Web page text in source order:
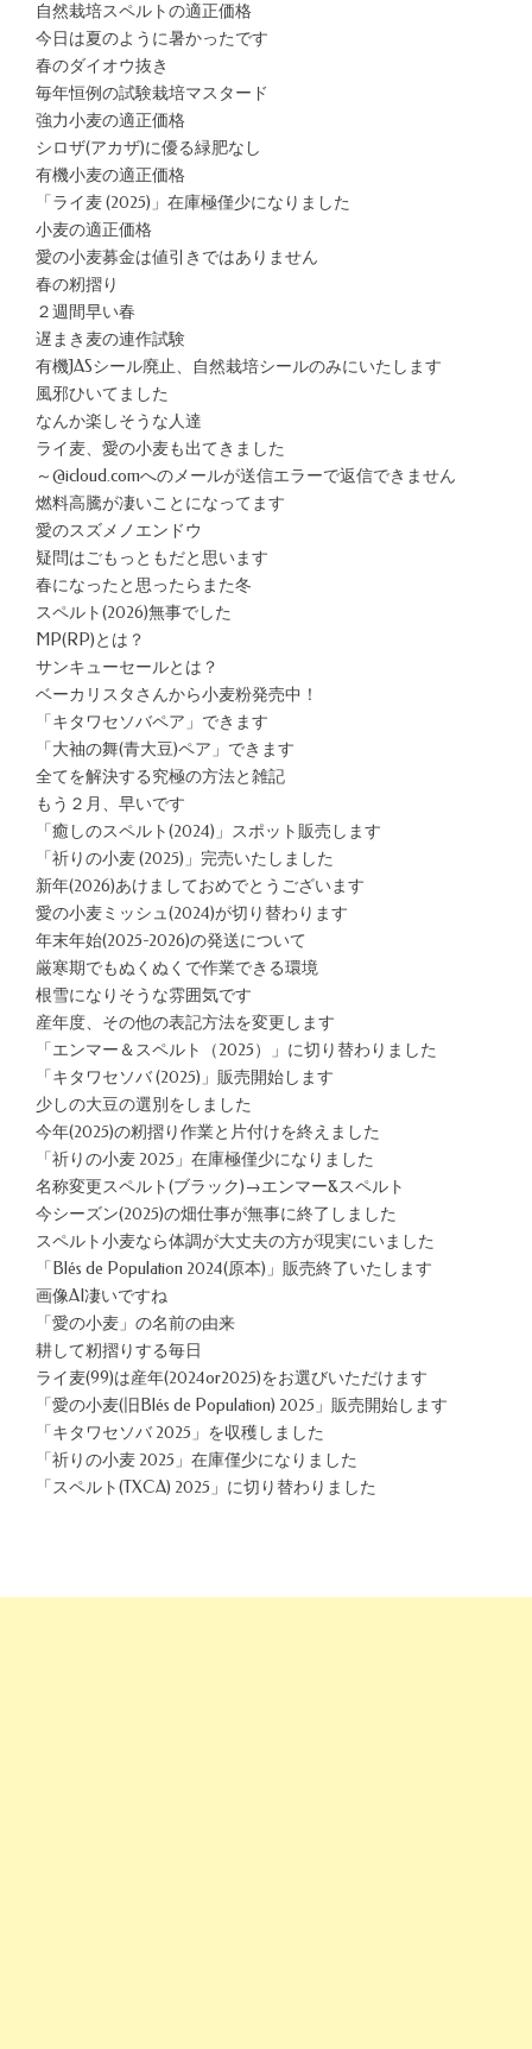
自然栽培スペルトの適正価格
今日は夏のように暑かったです
春のダイオウ抜き
毎年恒例の試験栽培マスタード
強力小麦の適正価格
シロザ(アカザ)に優る緑肥なし
有機小麦の適正価格
「ライ麦 (2025)」在庫極僅少になりました
小麦の適正価格
愛の小麦募金は値引きではありません
春の籾摺り
２週間早い春
遅まき麦の連作試験
有機JASシール廃止、自然栽培シールのみにいたします
風邪ひいてました
なんか楽しそうな人達
ライ麦、愛の小麦も出てきました
～@icloud.comへのメールが送信エラーで返信できません
燃料高騰が凄いことになってます
愛のスズメノエンドウ
疑問はごもっともだと思います
春になったと思ったらまた冬
スペルト(2026)無事でした
MP(RP)とは？
サンキューセールとは？
ベーカリスタさんから小麦粉発売中！
「キタワセソバペア」できます
「大袖の舞(青大豆)ペア」できます
全てを解決する究極の方法と雑記
もう２月、早いです
「癒しのスペルト(2024)」スポット販売します
「祈りの小麦 (2025)」完売いたしました
新年(2026)あけましておめでとうございます
愛の小麦ミッシュ(2024)が切り替わります
年末年始(2025-2026)の発送について
厳寒期でもぬくぬくで作業できる環境
根雪になりそうな雰囲気です
産年度、その他の表記方法を変更します
「エンマー＆スペルト（2025）」に切り替わりました
「キタワセソバ (2025)」販売開始します
少しの大豆の選別をしました
今年(2025)の籾摺り作業と片付けを終えました
「祈りの小麦 2025」在庫極僅少になりました
名称変更スペルト(ブラック)→エンマー&スペルト
今シーズン(2025)の畑仕事が無事に終了しました
スペルト小麦なら体調が大丈夫の方が現実にいました
「Blés de Population 2024(原本)」販売終了いたします
画像AI凄いですね
「愛の小麦」の名前の由来
耕して籾摺りする毎日
ライ麦(99)は産年(2024or2025)をお選びいただけます
「愛の小麦(旧Blés de Population) 2025」販売開始します
「キタワセソバ 2025」を収穫しました
「祈りの小麦 2025」在庫僅少になりました
「スペルト(TXCA) 2025」に切り替わりました